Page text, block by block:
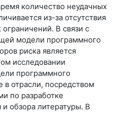
количество неудачных
из-за отсутствия
В связи с
модели программного
риска является
исследовании
программного
отрасли, посредством
по разработке
обзора литературы. В